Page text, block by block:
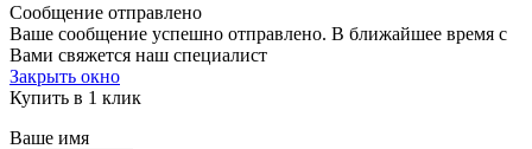
Сообщение отправлено
Ваше сообщение успешно отправлено. В ближайшее время с
Вами свяжется наш специалист
Закрыть окно
Купить в 1 клик
Ваше имя